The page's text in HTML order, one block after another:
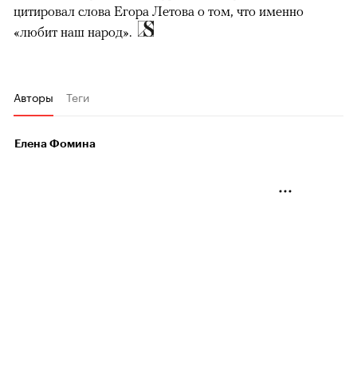
цитировал слова Егора Летова о том, что именно
«любит наш народ».
Авторы Теги
Елена Фомина